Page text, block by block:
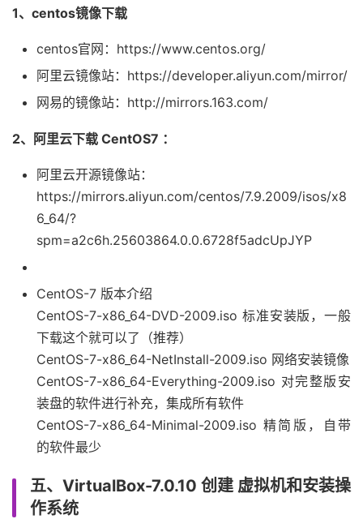
1、centos镜像下载
centos官网：https://www.centos.org/
阿里云镜像站：https://developer.aliyun.com/mirror/
网易的镜像站：http://mirrors.163.com/
2、阿里云下载 CentOS7 ：
阿里云开源镜像站：
https://mirrors.aliyun.com/centos/7.9.2009/isos/x8
6_64/?
spm=a2c6h.25603864.0.0.6728f5adcUpJYP
CentOS-7 版本介绍
CentOS-7-x86_64-DVD-2009.iso 标准安装版，一般
下载这个就可以了（推荐）
CentOS-7-x86_64-NetInstall-2009.iso 网络安装镜像
CentOS-7-x86_64-Everything-2009.iso 对完整版安
装盘的软件进行补充，集成所有软件
CentOS-7-x86_64-Minimal-2009.iso 精简版，自带
的软件最少
五、VirtualBox-7.0.10 创建 虚拟机和安装操
作系统